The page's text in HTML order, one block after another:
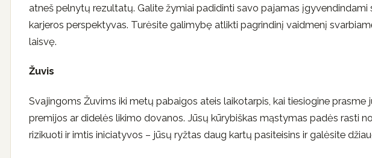
atneš pelnytų rezultatų. Galite žymiai padidinti savo pajamas įgyvendindami
karjeros perspektyvas. Turėsite galimybę atlikti pagrindinį vaidmenį
laisvę.
Žuvis
Svajingoms Žuvims iki metų pabaigos ateis laikotarpis, kai tiesiogine prasme
premijos ar didelės likimo dovanos. Jūsų kūrybiškas mąstymas padės rasti
rizikuoti ir imtis iniciatyvos – jūsų ryžtas daug kartų pasiteisins ir galėsite